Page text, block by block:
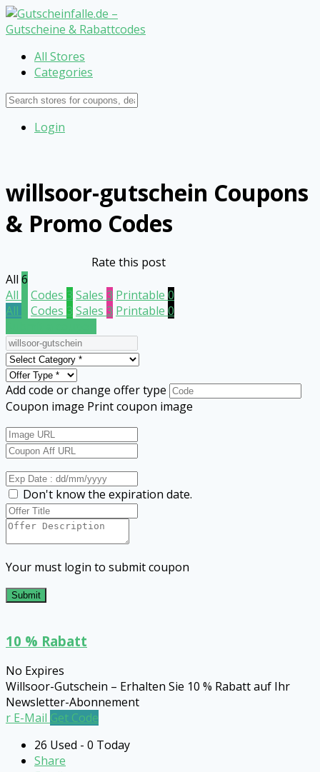
All Stores
Categories
Login
willsoor-gutschein Coupons
& Promo Codes
Rate this post
All 6
All
Codes 3 Sales 3 Printable 0
All
Codes 3 Sales 3 Printable 0
Add code or change offer type
Coupon image Print coupon image
Don't know the expiration date.
Your must login to submit coupon
Submit
10 % Rabatt
No Expires
Willsoor-Gutschein – Erhalten Sie 10 % Rabatt auf Ihr
Newsletter-Abonnement
r E-Mail Get Code
26 Used - 0 Today
Share